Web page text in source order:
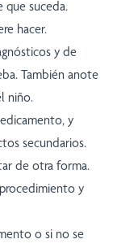
que suceda.
hacer.
y de
También anote
niño.
y
secundarios.
de otra forma.
y
o si no se